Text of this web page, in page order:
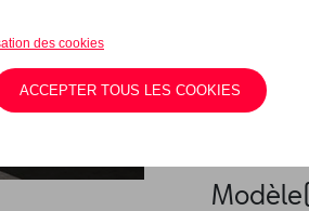
Assurez
noir sport
exclusif de
dans un